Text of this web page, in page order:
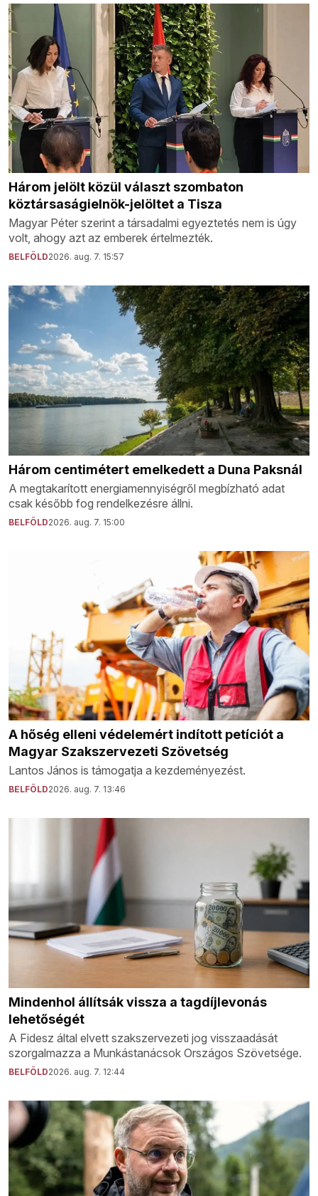
Három jelölt közül választ szombaton
köztársaságielnök-jelöltet a Tisza
Magyar Péter szerint a társadalmi egyeztetés nem is úgy
volt, ahogy azt az emberek értelmezték.
BELFÖLD2026. aug. 7. 15:57
Három centimétert emelkedett a Duna Paksnál
A megtakarított energiamennyiségről megbízható adat
csak később fog rendelkezésre állni.
BELFÖLD2026. aug. 7. 15:00
A hőség elleni védelemért indított petíciót a
Magyar Szakszervezeti Szövetség
Lantos János is támogatja a kezdeményezést.
BELFÖLD2026. aug. 7. 13:46
Mindenhol állítsák vissza a tagdíjlevonás
lehetőségét
A Fidesz által elvett szakszervezeti jog visszaadását
szorgalmazza a Munkástanácsok Országos Szövetsége.
BELFÖLD2026. aug. 7. 12:44